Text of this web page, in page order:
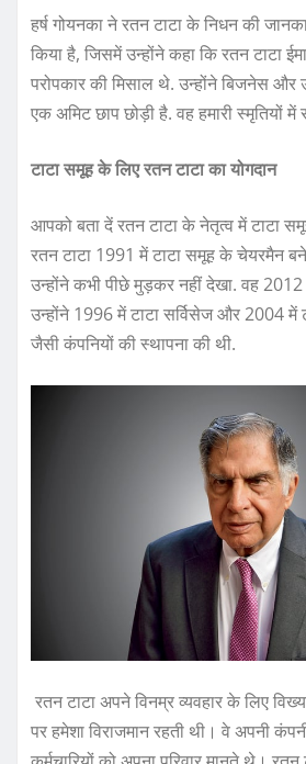
हर्ष गोयनका ने रतन टाटा के निधन की
किया है, जिसमें उन्‍होंने कहा कि रतन टाटा
परोपकार की मिसाल थे. उन्‍होंने बिजनेस
एक अमिट छाप छोड़ी है. वह हमारी स्मृतियों
टाटा समूह के लिए रतन टाटा का योगदान
आपको बता दें रतन टाटा के नेतृत्‍व में टाटा
रतन टाटा 1991 में टाटा समूह के चेयरमैन
उन्‍होंने कभी पीछे मुड़कर नहीं देखा. वह
उन्‍होंने 1996 में टाटा सर्विसेज और 2004 में
जैसी कंपनियों की स्‍थापना की थी.
रतन टाटा अपने विनम्र व्यवहार के लिए
पर हमेशा विराजमान रहती थी। वे अपनी